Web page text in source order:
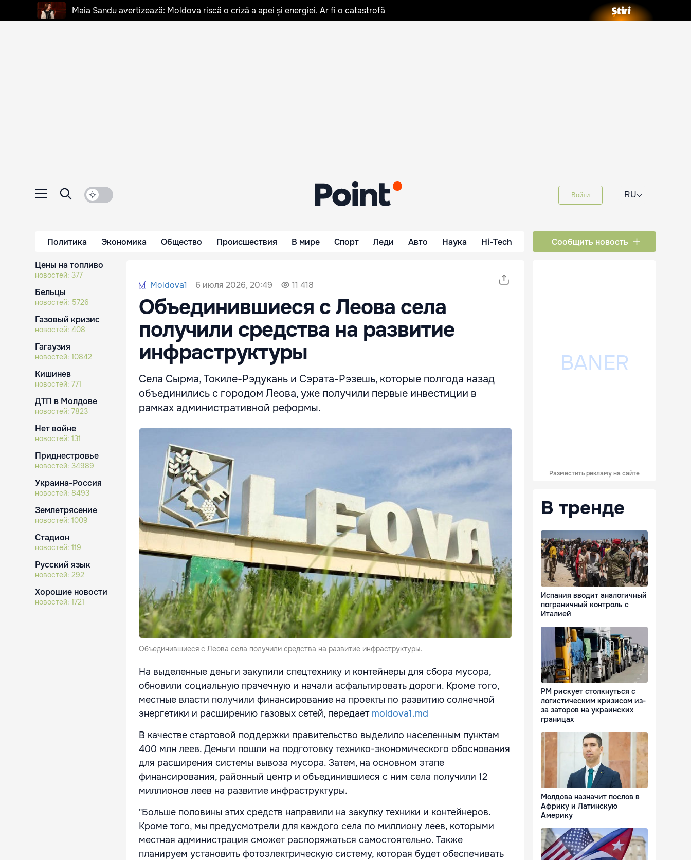
Maia Sandu avertizează: Moldova riscă o criză a apei și energiei. Ar fi o catastrofă
Войти RU⌵
Политика Экономика Общество Происшествия В мире Спорт Леди Авто Наука Hi-Tech Сообщить новость
Цены на топливо
новостей: 377
Бельцы
новостей: 5726
Газовый кризис
новостей: 408
Гагаузия
новостей: 10842
Кишинев
новостей: 771
ДТП в Молдове
новостей: 7823
Нет войне
новостей: 131
Приднестровье
новостей: 34989
Украина-Россия
новостей: 8493
Землетрясение
новостей: 1009
Стадион
новостей: 119
Русский язык
новостей: 292
Хорошие новости
новостей: 1721
Moldova1 6 июля 2026, 20:49 11 418
Объединившиеся с Леова села
получили средства на развитие
инфраструктуры
Села Сырма, Токиле-Рэдукань и Сэрата-Рэзешь, которые полгода назад
объединились с городом Леова, уже получили первые инвестиции в
рамках административной реформы.
Объединившиеся с Леова села получили средства на развитие инфраструктуры.
На выделенные деньги закупили спецтехнику и контейнеры для сбора мусора,
обновили социальную прачечную и начали асфальтировать дороги. Кроме того,
местные власти получили финансирование на проекты по развитию солнечной
энергетики и расширению газовых сетей, передает moldova1.md
В качестве стартовой поддержки правительство выделило населенным пунктам
400 млн леев. Деньги пошли на подготовку технико-экономического обоснования
для расширения системы вывоза мусора. Затем, на основном этапе
финансирования, районный центр и объединившиеся с ним села получили 12
миллионов леев на развитие инфраструктуры.
"Больше половины этих средств направили на закупку техники и контейнеров.
Кроме того, мы предусмотрели для каждого села по миллиону леев, которыми
местная администрация сможет распоряжаться самостоятельно. Также
планируем установить фотоэлектрическую систему, которая будет обеспечивать
Разместить рекламу на сайте
В тренде
Испания вводит аналогичный
пограничный контроль с
Италией
РМ рискует столкнуться с
логистическим кризисом из-
за заторов на украинских
границах
Молдова назначит послов в
Африку и Латинскую
Америку